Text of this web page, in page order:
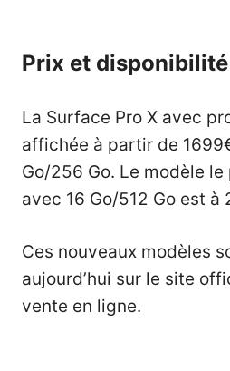
Prix et disponibilité
La Surface Pro X avec
affichée à partir de
Go/256 Go. Le modèle
avec 16 Go/512 Go est à
Ces nouveaux modèles
aujourd’hui sur le site
vente en ligne.